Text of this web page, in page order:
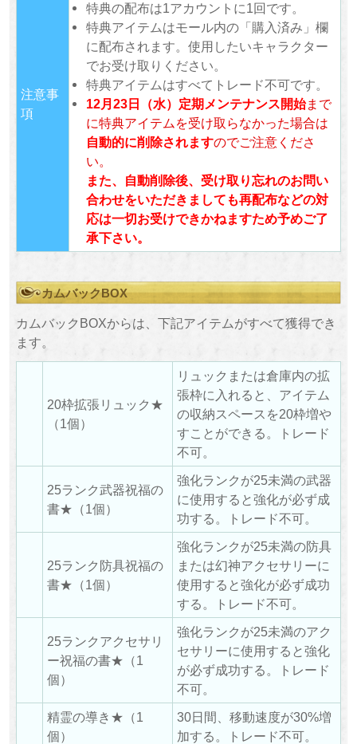
注意事
項
特典の配布は1アカウントに1回です。
特典アイテムはモール内の「購入済み」欄
に配布されます。使用したいキャラクター
でお受け取りください。
特典アイテムはすべてトレード不可です。
12月23日（水）定期メンテナンス開始まで
に特典アイテムを受け取らなかった場合は
自動的に削除されますのでご注意くださ
い。
また、自動削除後、受け取り忘れのお問い
合わせをいただきましても再配布などの対
応は一切お受けできかねますため予めご了
承下さい。
カムバックBOX
カムバックBOXからは、下記アイテムがすべて獲得でき
ます。
20枠拡張リュック★
（1個）
リュックまたは倉庫内の拡
張枠に入れると、アイテム
の収納スペースを20枠増や
すことができる。トレード
不可。
25ランク武器祝福の
書★（1個）
強化ランクが25未満の武器
に使用すると強化が必ず成
功する。トレード不可。
25ランク防具祝福の
書★（1個）
強化ランクが25未満の防具
または幻神アクセサリーに
使用すると強化が必ず成功
する。トレード不可。
25ランクアクセサリ
ー祝福の書★（1
個）
強化ランクが25未満のアク
セサリーに使用すると強化
が必ず成功する。トレード
不可。
精霊の導き★（1
個）
30日間、移動速度が30%増
加する。トレード不可。